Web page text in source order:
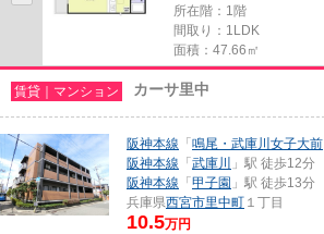
所在階：1階
間取り：1LDK
面積：47.66㎡
賃貸｜マンション カーサ里中
阪神本線 「 鳴尾・武庫川女子大前
阪神本線 「 武庫川
」駅 徒歩12分
阪神本線 「 甲子園 」駅 徒歩13分
兵庫県西宮市里中町 １丁目
10.5万円